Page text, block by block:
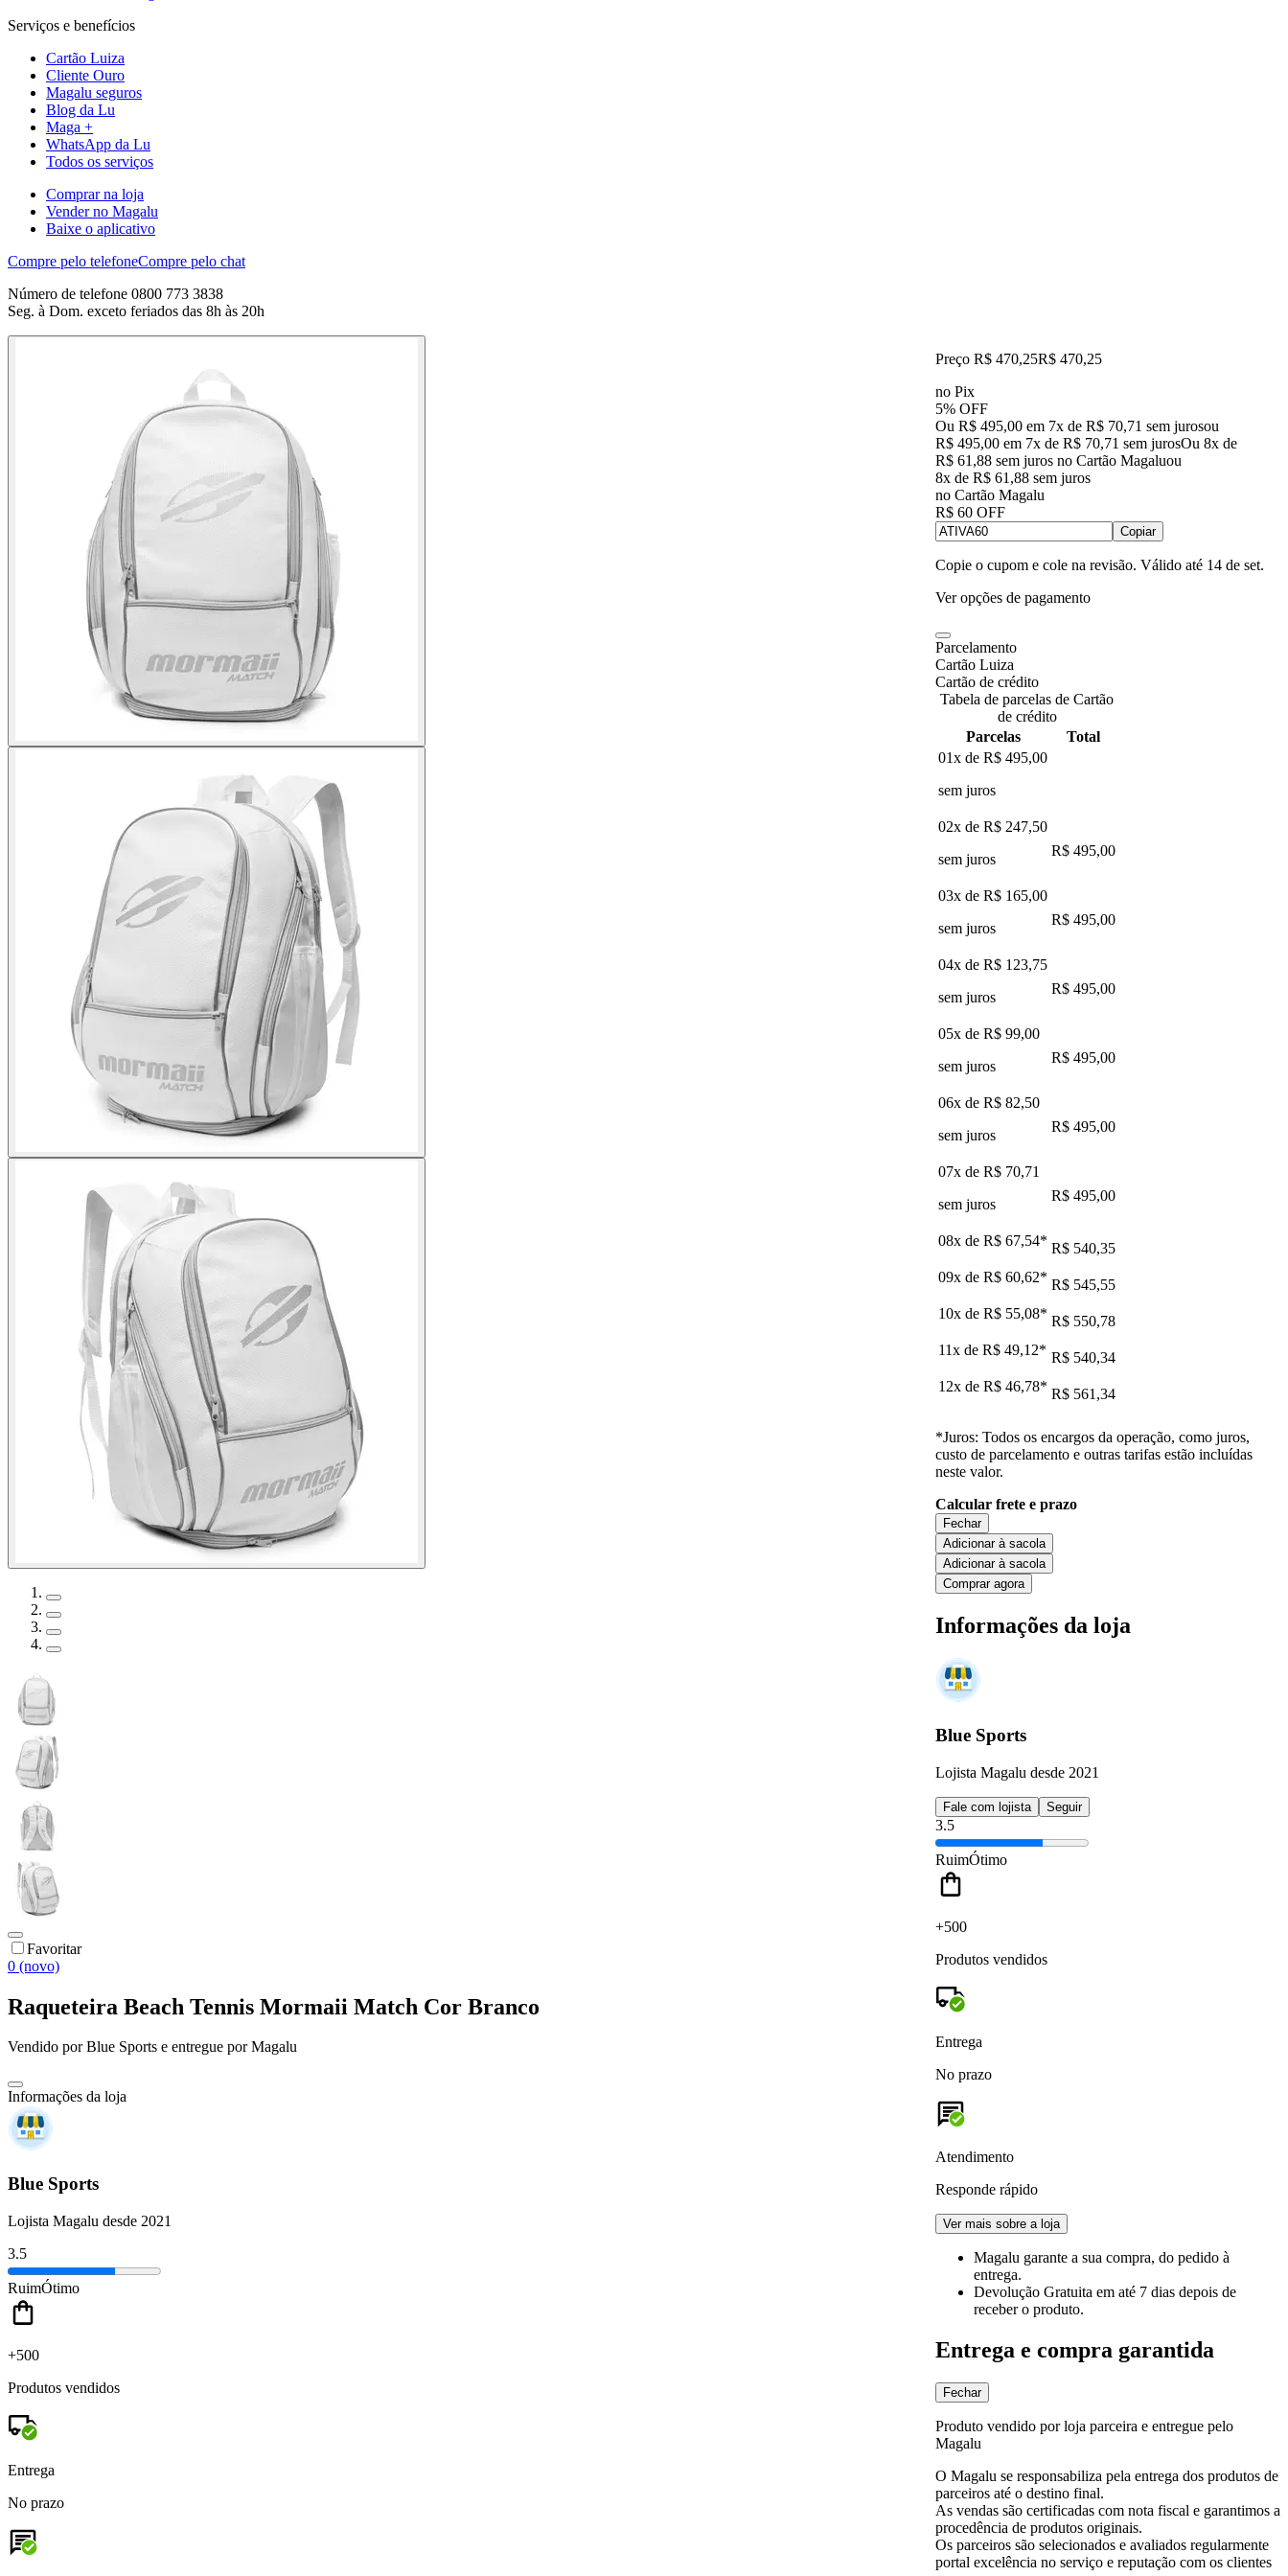
Serviços e benefícios
Cartão Luiza
Cliente Ouro
Magalu seguros
Blog da Lu
Maga +
WhatsApp da Lu
Todos os serviços
Comprar na loja
Vender no Magalu
Baixe o aplicativo
Compre pelo telefoneCompre pelo chat
Número de telefone 0800 773 3838
Seg. à Dom. exceto feriados das 8h às 20h
Favoritar
0 (novo)
Raqueteira Beach Tennis Mormaii Match Cor Branco
Vendido porBlue Sports e entregue por Magalu
Informações da loja
Blue Sports
Lojista Magalu desde 2021
3.5
RuimÓtimo
+500
Produtos vendidos
Entrega
No prazo
Preço R$ 470,25R$ 470,25
no Pix
5% OFF
Ou R$ 495,00 em 7x de R$ 70,71 sem jurosou
R$ 495,00 em 7x de R$ 70,71 sem jurosOu 8x de
R$ 61,88 sem juros no Cartão Magaluou
8x de R$ 61,88 sem juros
no Cartão Magalu
R$ 60 OFF
Copiar
Copie o cupom e cole na revisão. Válido até 14 de set.
Ver opções de pagamento
Parcelamento
Cartão Luiza
Cartão de crédito
Tabela de parcelas de Cartão
de crédito
Parcelas
Total
01x de R$ 495,00
sem juros
02x de R$ 247,50
sem juros
R$ 495,00
03x de R$ 165,00
sem juros
R$ 495,00
04x de R$ 123,75
sem juros
R$ 495,00
05x de R$ 99,00
sem juros
R$ 495,00
06x de R$ 82,50
sem juros
R$ 495,00
07x de R$ 70,71
sem juros
R$ 495,00
08x de R$ 67,54* R$ 540,35
09x de R$ 60,62* R$ 545,55
10x de R$ 55,08* R$ 550,78
11x de R$ 49,12* R$ 540,34
12x de R$ 46,78* R$ 561,34
*Juros: Todos os encargos da operação, como juros,
custo de parcelamento e outras tarifas estão incluídas
neste valor.
Calcular frete e prazo
Fechar
Adicionar à sacola
Adicionar à sacola
Comprar agora
Informações da loja
Blue Sports
Lojista Magalu desde 2021
Fale com lojista Seguir
3.5
RuimÓtimo
+500
Produtos vendidos
Entrega
No prazo
Atendimento
Responde rápido
Ver mais sobre a loja
Magalu garante a sua compra, do pedido à
entrega.
Devolução Gratuita em até 7 dias depois de
receber o produto.
Entrega e compra garantida
Fechar
Produto vendido por loja parceira e entregue pelo
Magalu
O Magalu se responsabiliza pela entrega dos produtos de
parceiros até o destino final.
As vendas são certificadas com nota fiscal e garantimos a
procedência de produtos originais.
Os parceiros são selecionados e avaliados regularmente
portal excelência no serviço e reputação com os clientes